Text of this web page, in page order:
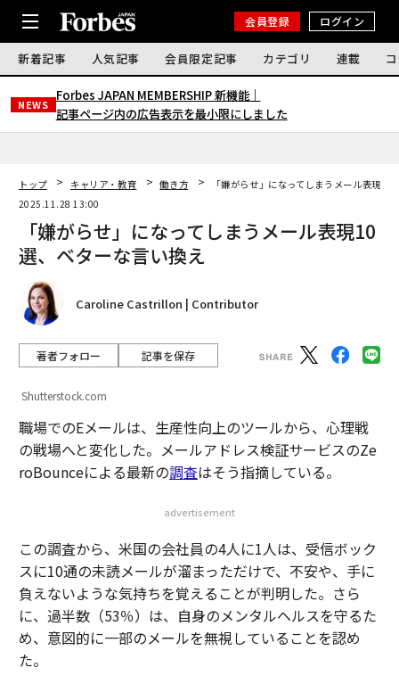
会員登録 ログイン
新着記事 人気記事 会員限定記事 カテゴリ 連載
NEWS
Forbes JAPAN MEMBERSHIP 新機能｜
記事ページ内の広告表示を最小限にしました
トップ キャリア・教育 働き方
「嫌がらせ」になってしまうメール表現10
2025.11.28 13:00
「嫌がらせ」になってしまうメール表現10
選、ベターな言い換え
Caroline Castrillon | Contributor
著者フォロー 記事を保存
Shutterstock.com
職場でのEメールは、生産性向上のツールから、心理戦
の戦場へと変化した。メールアドレス検証サービスのZe
roBounceによる最新の調査はそう指摘している。
advertisement
この調査から、米国の会社員の4人に1人は、受信ボック
スに10通の未読メールが溜まっただけで、不安や、手に
負えないような気持ちを覚えることが判明した。さら
に、過半数（53％）は、自身のメンタルヘルスを守るた
め、意図的に一部のメールを無視していることを認め
た。